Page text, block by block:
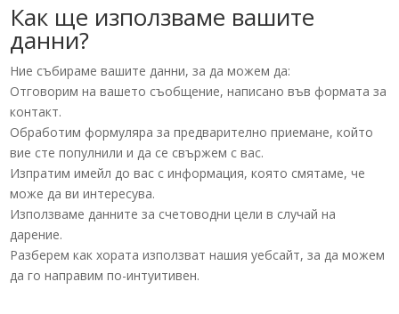
Как ще използваме вашите
данни?
Ние събираме вашите данни, за да можем да:
Отговорим на вашето съобщение, написано във формата за
контакт.
Обработим формуляра за предварително приемане, който
вие сте популнили и да се свържем с вас.
Изпратим имейл до вас с информация, която смятаме, че
може да ви интересува.
Използваме данните за счетоводни цели в случай на
дарение.
Разберем как хората използват нашия уебсайт, за да можем
да го направим по-интуитивен.